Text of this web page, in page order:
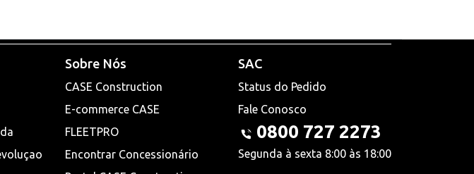
Sobre Nós
CASE Construction
E-commerce CASE
FLEETPRO
Encontrar Concessionário
SAC
Status do Pedido
Fale Conosco
0800 727 2273
Segunda à sexta 8:00 às 18:00